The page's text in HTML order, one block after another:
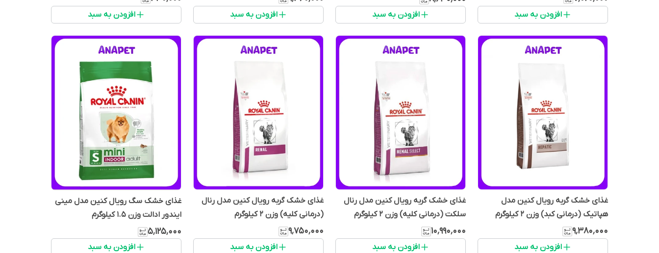
افزودن به سبد افزودن به سبد افزودن به سبد افزودن به سبد
غذای خشک گربه رویال کنین مدل
هپاتیک (درمانی کبد) وزن 2 کیلوگرم
۹٬۳۸۰٬۰۰۰
افزودن به سبد
غذای خشک گربه رویال کنین مدل رنال
سلکت (درمانی کلیه) وزن ۲ کیلوگرم
۱۰٬۹۹۰٬۰۰۰
افزودن به سبد
غذای خشک گربه رویال کنین مدل رنال
(درمانی کلیه) وزن ۲ کیلوگرم
۹٬۷۵۰٬۰۰۰
افزودن به سبد
غذای خشک سگ رویال کنین مدل مینی
ایندور ادالت وزن 1.5 کیلوگرم
۵٬۱۲۵٬۰۰۰
افزودن به سبد